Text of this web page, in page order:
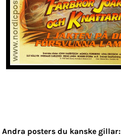
Andra posters du kanske gillar: